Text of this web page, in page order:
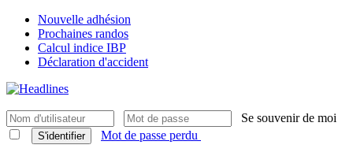
Nouvelle adhésion
Prochaines randos
Calcul indice IBP
Déclaration d'accident
Se souvenir de moi
S'identifier Mot de passe perdu